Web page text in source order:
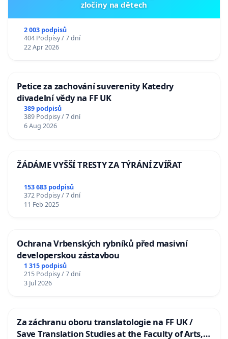
zločiny na dětech
2 003 podpisů
404 Podpisy / 7 dní
22 Apr 2026
Petice za zachování suverenity Katedry
divadelní vědy na FF UK
389 podpisů
389 Podpisy / 7 dní
6 Aug 2026
ŽÁDÁME VYŠŠÍ TRESTY ZA TÝRÁNÍ ZVÍŘAT
153 683 podpisů
372 Podpisy / 7 dní
11 Feb 2025
Ochrana Vrbenských rybníků před masivní
developerskou zástavbou
1 315 podpisů
215 Podpisy / 7 dní
3 Jul 2026
Za záchranu oboru translatologie na FF UK /
Save Translation Studies at the Faculty of Arts,